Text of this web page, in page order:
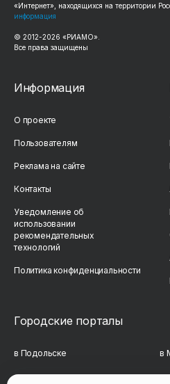
«Интернет», находящихся на территории
информация
© 2012-2026 «РИАМО».
Все права защищены
Информация
О проекте
Пользователям
Реклама на сайте
Контакты
Уведомление об
использовании
рекомендательных
технологий
Политика конфиденциальности
Городские порталы
в Подольске в